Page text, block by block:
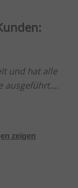
und hat alle
ausgeführt.
zeigen